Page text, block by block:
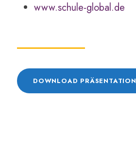
www.schule-global.de
DOWNLOAD PRÄSENTATION